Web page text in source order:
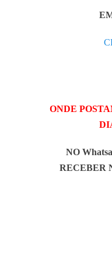
ONDE
NO
RECEBER